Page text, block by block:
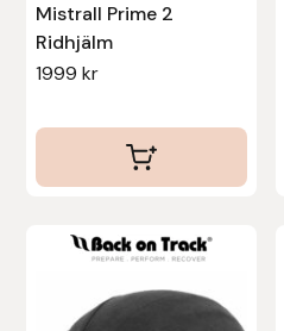
Mistrall Prime 2
Ridhjälm
1999kr
produkten
Walsh